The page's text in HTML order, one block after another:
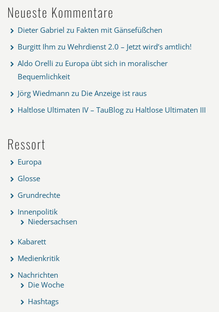
Neueste Kommentare
Dieter Gabriel zu Fakten mit Gänsefüßchen
Burgitt Ihm zu Wehrdienst 2.0 – Jetzt wird’s amtlich!
Aldo Orelli zu Europa übt sich in moralischer
Bequemlichkeit
Jörg Wiedmann zu Die Anzeige ist raus
Haltlose Ultimaten IV – TauBlog zu Haltlose Ultimaten III
Ressort
Europa
Glosse
Grundrechte
Innenpolitik
Niedersachsen
Kabarett
Medienkritik
Nachrichten
Die Woche
Hashtags